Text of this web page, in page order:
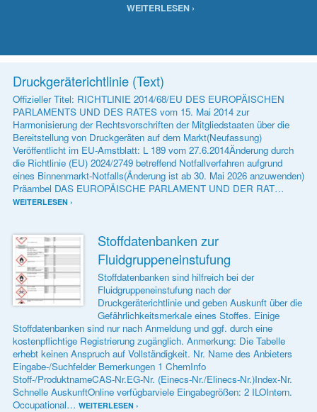
WEITERLESEN ›
Druckgeräterichtlinie (Text)
Offizieller Titel: RICHTLINIE 2014/68/EU DES EUROPÄISCHEN
PARLAMENTS UND DES RATES vom 15. Mai 2014 zur
Harmonisierung der Rechtsvorschriften der Mitgliedstaaten über die
Bereitstellung von Druckgeräten auf dem Markt(Neufassung)
Veröffentlicht im EU-Amstblatt: L 189 vom 27.6.2014Änderung durch
die Richtlinie (EU) 2024/2749 betreffend Notfallverfahren aufgrund
eines Binnenmarkt-Notfalls(Änderung ist ab 30. Mai 2026 anzuwenden)
Präambel DAS EUROPÄISCHE PARLAMENT UND DER RAT…
WEITERLESEN ›
Stoffdatenbanken zur
Fluidgruppeneinstufung
Stoffdatenbanken sind hilfreich bei der
Fluidgruppeneinstufung nach der
Druckgeräterichtlinie und geben Auskunft über die
Gefährlichkeitsmerkale eines Stoffes. Einige
Stoffdatenbanken sind nur nach Anmeldung und ggf. durch eine
kostenpflichtige Registrierung zugänglich. Anmerkung: Die Tabelle
erhebt keinen Anspruch auf Vollständigkeit. Nr. Name des Anbieters
Eingabe-/Suchfelder Bemerkungen 1 ChemInfo
Stoff-/ProduktnameCAS-Nr.EG-Nr. (Einecs-Nr./Elinecs-Nr.)Index-Nr.
Schnelle AuskunftOnline verfügbarviele Eingabegrößen: 2 ILOIntern.
Occupational… WEITERLESEN ›